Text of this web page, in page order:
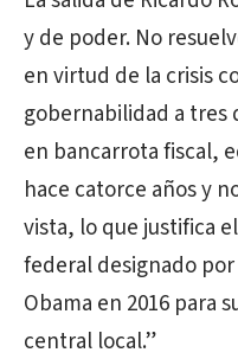
y de poder. No
en virtud de la crisis
gobernabilidad a tres
en bancarrota fiscal,
hace catorce años y
vista, lo que justifica
federal designado
Obama en 2016 para
central local.”